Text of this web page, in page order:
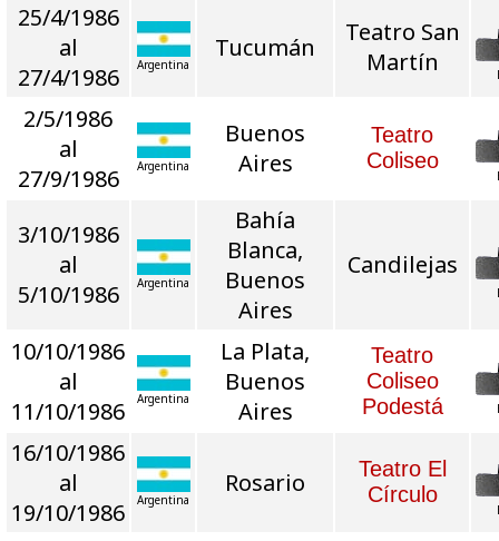
25/4/1986
al
27/4/1986
Argentina
Tucumán
Teatro San
Martín
2/5/1986
al
27/9/1986
Argentina
Buenos
Aires
Teatro
Coliseo
3/10/1986
al
5/10/1986
Argentina
Bahía
Blanca,
Buenos
Aires
Candilejas
10/10/1986
al
11/10/1986
Argentina
La Plata,
Buenos
Aires
Teatro
Coliseo
Podestá
16/10/1986
al
19/10/1986
Argentina
Rosario
Teatro El
Círculo